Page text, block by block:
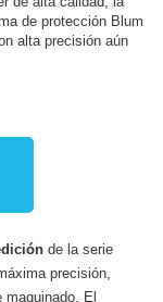
de protección Blum
alta precisión aún
de la serie
precisión,
El